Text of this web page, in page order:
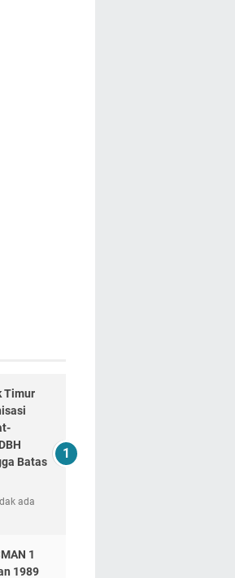
Timur
Batas
ada
1
1989